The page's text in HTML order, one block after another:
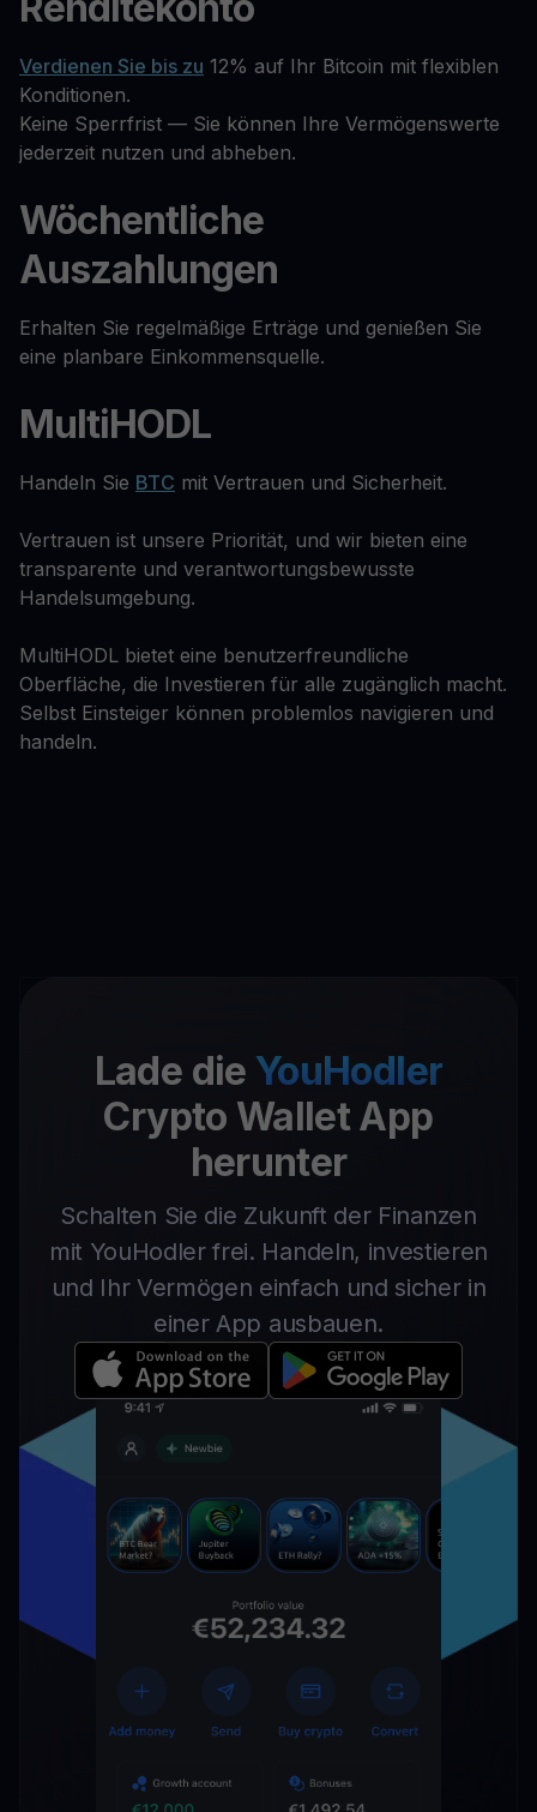
Verdienen Sie bis zu 12% auf Ihr Bitcoin mit flexiblen
Konditionen.
Keine Sperrfrist — Sie können Ihre Vermögenswerte
jederzeit nutzen und abheben.
Wöchentliche
Auszahlungen
Erhalten Sie regelmäßige Erträge und genießen Sie
eine planbare Einkommensquelle.
MultiHODL
Handeln Sie BTC mit Vertrauen und Sicherheit.
Vertrauen ist unsere Priorität, und wir bieten eine
transparente und verantwortungsbewusste
Handelsumgebung.
MultiHODL bietet eine benutzerfreundliche
Oberfläche, die Investieren für alle zugänglich macht.
Selbst Einsteiger können problemlos navigieren und
handeln.
Lade die YouHodler
Crypto Wallet App
herunter
Schalten Sie die Zukunft der Finanzen
mit YouHodler frei. Handeln, investieren
und Ihr Vermögen einfach und sicher in
einer App ausbauen.